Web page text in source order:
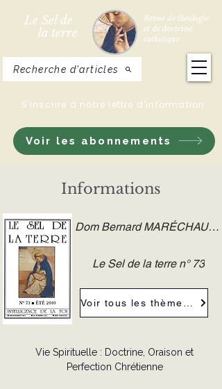
Le Sel de
la terre
Revue de théologie
et de doctrine
catholique
Voir les abonnements
S'inscrire à notre lettre d'information
Recherche d'articles
Informations
Dom Bernard MARÉCHAUX O.S.B.
Le Sel de la terre n° 73
Vie Spirituelle : Doctrine, Oraison et
Perfection Chrétienne